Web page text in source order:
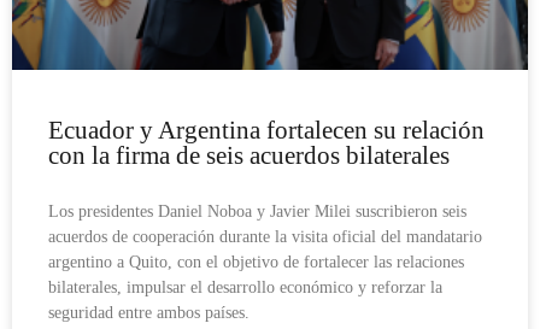
Ecuador y Argentina fortalecen su relación
con la firma de seis acuerdos bilaterales
Los presidentes Daniel Noboa y Javier Milei suscribieron seis
acuerdos de cooperación durante la visita oficial del mandatario
argentino a Quito, con el objetivo de fortalecer las relaciones
bilaterales, impulsar el desarrollo económico y reforzar la
seguridad entre ambos países.